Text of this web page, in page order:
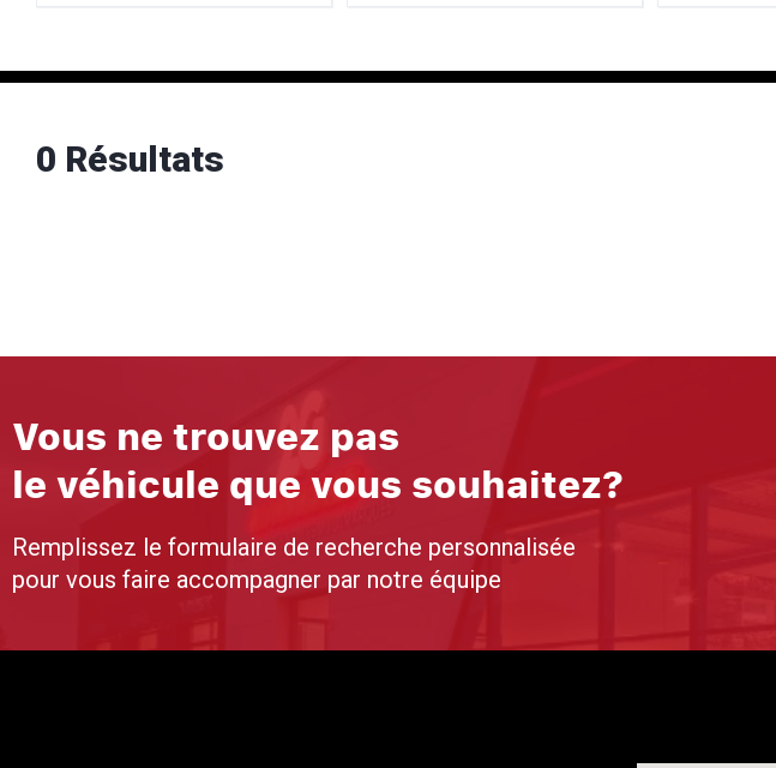
0 Résultats
Vous ne trouvez pas
le véhicule que vous souhaitez?
Remplissez le formulaire de recherche personnalisée
pour vous faire accompagner par notre équipe